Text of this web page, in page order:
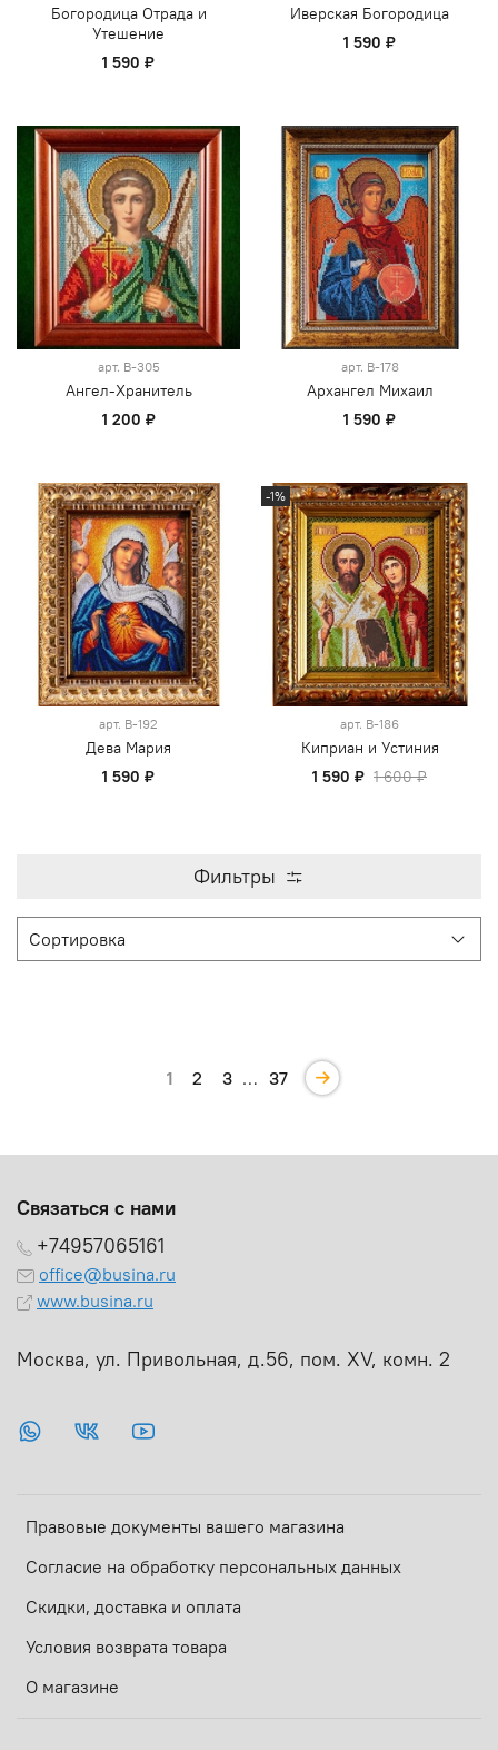
Богородица Отрада и
Утешение
1 590 ₽
Иверская Богородица
1 590 ₽
арт. В-305
Ангел-Хранитель
1 200 ₽
арт. В-178
Архангел Михаил
1 590 ₽
арт. В-192
Дева Мария
1 590 ₽
-1%
арт. В-186
Киприан и Устиния
1 590 ₽ 1 600 ₽
Фильтры
1 2 3 … 37
Правовые документы вашего магазина
Согласие на обработку персональных данных
Скидки, доставка и оплата
Условия возврата товара
О магазине
Связаться с нами
+74957065161
office@busina.ru
www.busina.ru
Москва, ул. Привольная, д.56, пом. ХV, комн. 2